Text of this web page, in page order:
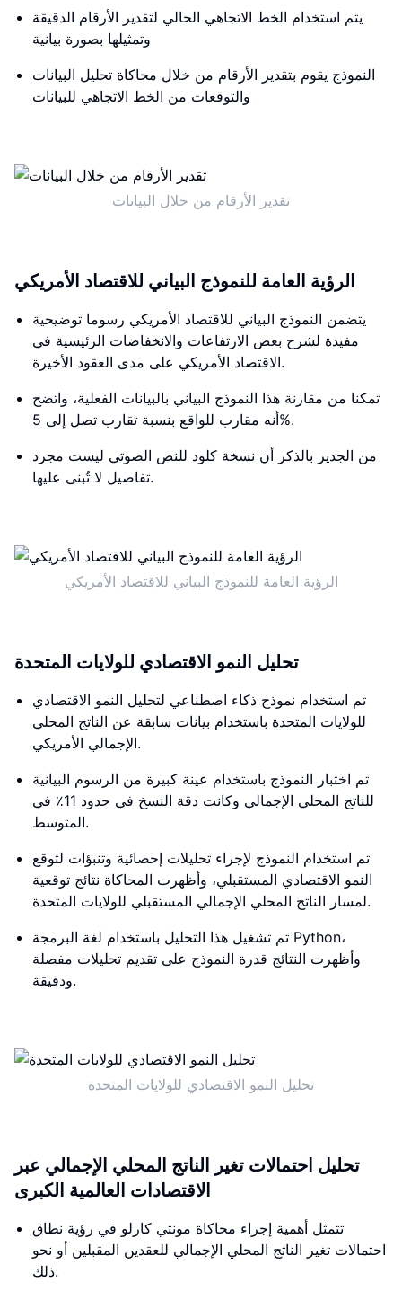
يتم استخدام الخط الاتجاهي الحالي لتقدير الأرقام الدقيقة
وتمثيلها بصورة بيانية
النموذج يقوم بتقدير الأرقام من خلال محاكاة تحليل البيانات
والتوقعات من الخط الاتجاهي للبيانات
تقدير الأرقام من خلال البيانات
الرؤية العامة للنموذج البياني للاقتصاد الأمريكي
يتضمن النموذج البياني للاقتصاد الأمريكي رسوما توضيحية
مفيدة لشرح بعض الارتفاعات والانخفاضات الرئيسية في
الاقتصاد الأمريكي على مدى العقود الأخيرة.
تمكنا من مقارنة هذا النموذج البياني بالبيانات الفعلية، واتضح
أنه مقارب للواقع بنسبة تقارب تصل إلى 5%.
من الجدير بالذكر أن نسخة كلود للنص الصوتي ليست مجرد
تفاصيل لا تُبنى عليها.
الرؤية العامة للنموذج البياني للاقتصاد الأمريكي
تحليل النمو الاقتصادي للولايات المتحدة
تم استخدام نموذج ذكاء اصطناعي لتحليل النمو الاقتصادي
للولايات المتحدة باستخدام بيانات سابقة عن الناتج المحلي
الإجمالي الأمريكي.
تم اختبار النموذج باستخدام عينة كبيرة من الرسوم البيانية
للناتج المحلي الإجمالي وكانت دقة النسخ في حدود 11٪ في
المتوسط.
تم استخدام النموذج لإجراء تحليلات إحصائية وتنبؤات لتوقع
النمو الاقتصادي المستقبلي، وأظهرت المحاكاة نتائج توقعية
لمسار الناتج المحلي الإجمالي المستقبلي للولايات المتحدة.
تم تشغيل هذا التحليل باستخدام لغة البرمجة Python،
وأظهرت النتائج قدرة النموذج على تقديم تحليلات مفصلة
ودقيقة.
تحليل النمو الاقتصادي للولايات المتحدة
تحليل احتمالات تغير الناتج المحلي الإجمالي عبر
الاقتصادات العالمية الكبرى
تتمثل أهمية إجراء محاكاة مونتي كارلو في رؤية نطاق
احتمالات تغير الناتج المحلي الإجمالي للعقدين المقبلين أو نحو
ذلك.